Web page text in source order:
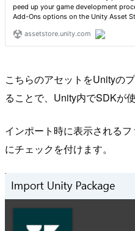
こちらのアセットをUnityの
ることで、Unity内でSDKが
インポート時に表示される
にチェックを付けます。